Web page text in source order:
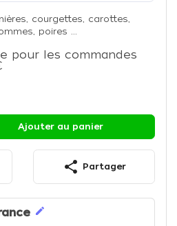
courgettes, carottes,
poires ...
pour les commandes
Ajouter au panier
share Partager
edit